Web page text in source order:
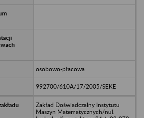
osobowo-płacowa
992700/610A/17/2005/SEKE
Zakład Doświadczalny Instytutu
Maszyn Matematycznych/nul.